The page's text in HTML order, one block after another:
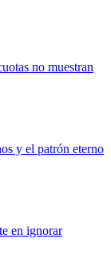
no muestran
y el patrón eterno
en ignorar